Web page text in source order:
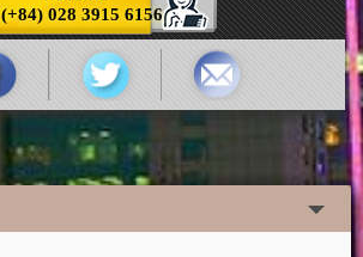
(+84) 028 3915 6156